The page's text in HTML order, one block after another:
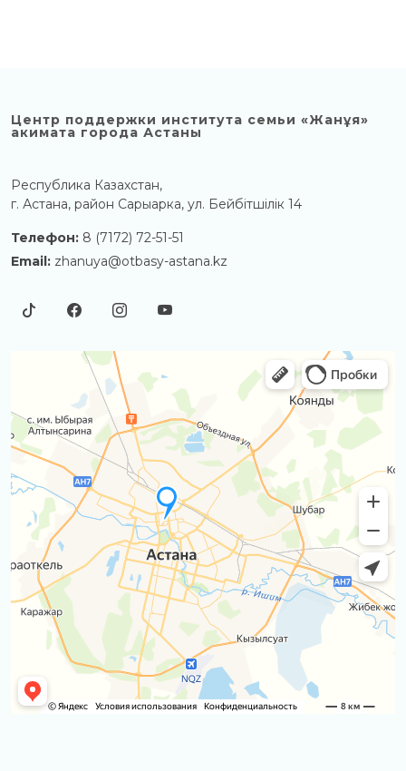
Центр поддержки института семьи «Жанұя»
акимата города Астаны
Республика Казахстан,
г. Астана, район Сарыарка, ул. Бейбітшілік 14
Телефон: 8 (7172) 72-51-51
Email: zhanuya@otbasy-astana.kz